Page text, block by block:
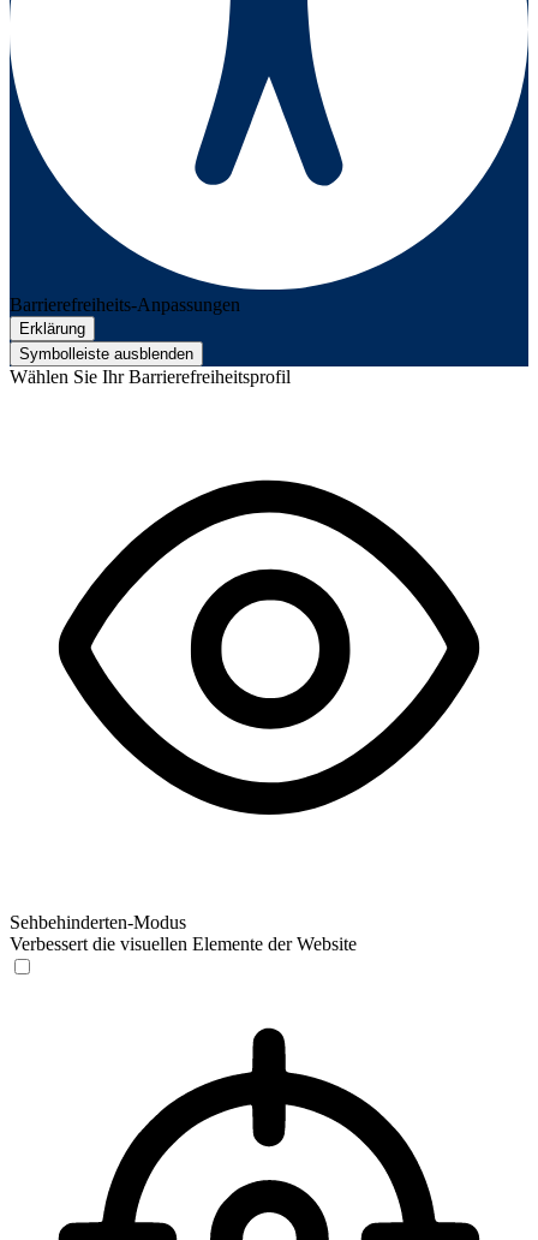
Barrierefreiheits-Anpassungen
Erklärung
Symbolleiste ausblenden
Wählen Sie Ihr Barrierefreiheitsprofil
Sehbehinderten-Modus
Verbessert die visuellen Elemente der Website